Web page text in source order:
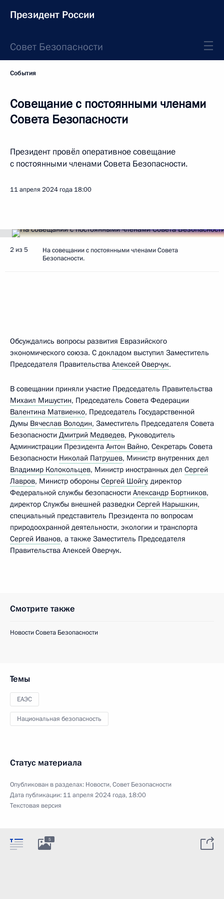
Президент России
Совет Безопасности
События
Совещание с постоянными членами
Совета Безопасности
Президент провёл оперативное совещание
с постоянными членами Совета Безопасности.
11 апреля 2024 года 18:00
2 из 5
На совещании с постоянными членами Совета
Безопасности.
Обсуждались вопросы развития Евразийского
экономического союза. С докладом выступил Заместитель
Председателя Правительства Алексей Оверчук.
В совещании приняли участие Председатель Правительства
Михаил Мишустин, Председатель Совета Федерации
Валентина Матвиенко, Председатель Государственной
Думы Вячеслав Володин, Заместитель Председателя Совета
Безопасности Дмитрий Медведев, Руководитель
Администрации Президента Антон Вайно, Секретарь Совета
Безопасности Николай Патрушев, Министр внутренних дел
Владимир Колокольцев, Министр иностранных дел Сергей
Лавров, Министр обороны Сергей Шойгу, директор
Федеральной службы безопасности Александр Бортников,
директор Службы внешней разведки Сергей Нарышкин,
специальный представитель Президента по вопросам
природоохранной деятельности, экологии и транспорта
Сергей Иванов, а также Заместитель Председателя
Правительства Алексей Оверчук.
Смотрите также
Новости Совета Безопасности
Темы
ЕАЭС
Национальная безопасность
Статус материала
Опубликован в разделах: Новости,Совет Безопасности
Дата публикации: 11 апреля 2024 года, 18:00
Текстовая версия
5